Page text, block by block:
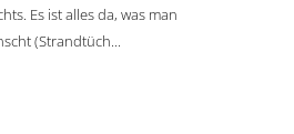
Es ist alles da, was man
(Strandtüch...